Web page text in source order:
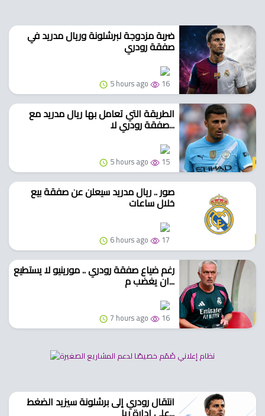
ضربة مزدوجة لبرشلونة وريال مدريد في
صفقة رودري
5 hours ago 16
الطريقة التي تعامل بها ريال مدريد مع
صفقة رودري لا...
5 hours ago 15
صور .. ريال مدريد سيعلن عن صفقة بيع
خلال ساعات
6 hours ago 17
رغم ضياع صفقة رودري .. مورينيو لا يستطيع
ان يغضب م...
7 hours ago 16
انتقال رودري إلى برشلونة سيزيد الضغط